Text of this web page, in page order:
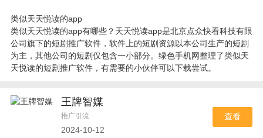
类似天天悦读的app
类似天天悦读的app有哪些？天天悦读app是北京点众快看科技有限
公司旗下的短剧推广软件，软件上的短剧资源以本公司生产的短剧
为主，其他公司的短剧仅包含一小部分。绿色手机网整理了类似天
天悦读的短剧推广软件，有需要的小伙伴可以下载尝试。
王牌智媒
推广引流
2024-10-12
查看